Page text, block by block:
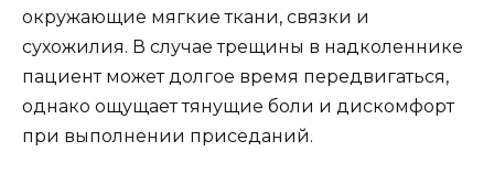
окружающие мягкие ткани, связки и
сухожилия. В случае трещины в надколеннике
пациент может долгое время передвигаться,
однако ощущает тянущие боли и дискомфорт
при выполнении приседаний.